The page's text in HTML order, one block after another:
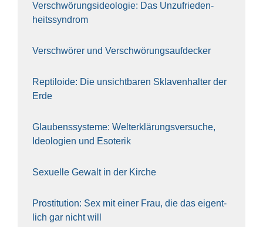
Ver­schwö­rungs­ideo­lo­gie: Das Unzufrieden­
heitssyndrom
Ver­schwö­rer und Verschwörungs­aufdecker
Rep­ti­lo­ide: Die unsicht­ba­ren Skla­ven­hal­ter der
Erde
Glau­bens­sys­te­me: Welt­erklä­rungs­ver­su­che,
Ideo­lo­gien und Eso­te­rik
Sexu­el­le Gewalt in der Kir­che
Pro­sti­tu­ti­on: Sex mit einer Frau, die das eigent­
lich gar nicht will